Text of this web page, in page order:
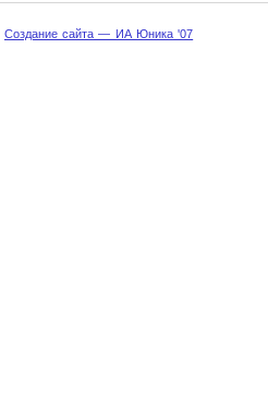
Создание сайта — ИА Юника '07